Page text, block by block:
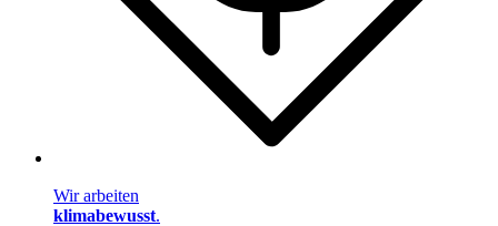
Wir arbeiten
klimabewusst.